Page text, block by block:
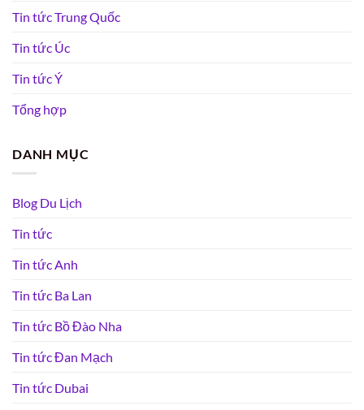
Tin tức Trung Quốc
Tin tức Úc
Tin tức Ý
Tổng hợp
DANH MỤC
Blog Du Lịch
Tin tức
Tin tức Anh
Tin tức Ba Lan
Tin tức Bồ Đào Nha
Tin tức Đan Mạch
Tin tức Dubai